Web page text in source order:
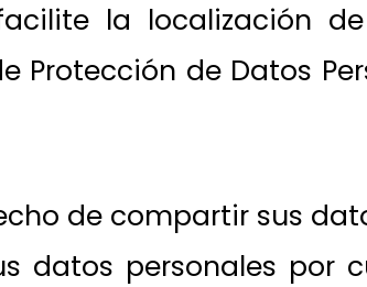
la localización
Protección de Datos
de compartir sus
datos personales por